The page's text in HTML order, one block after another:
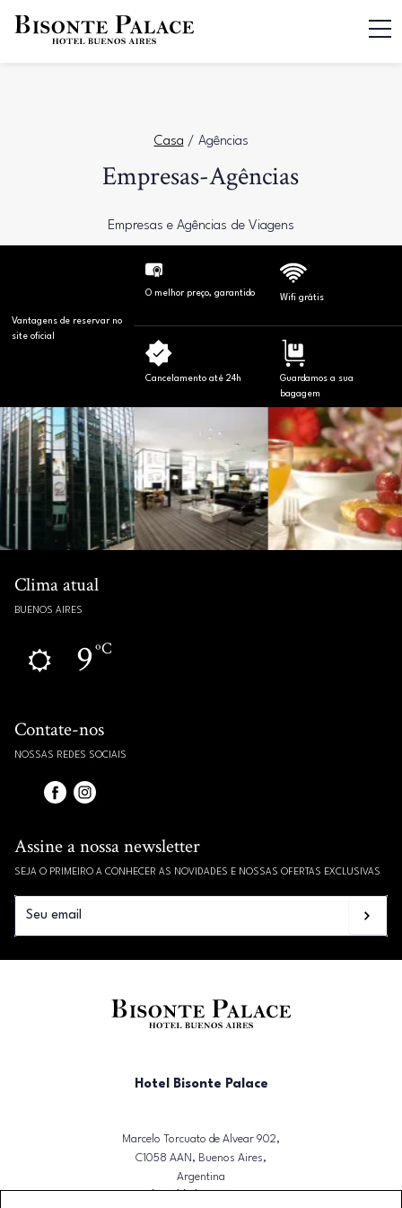
Casa / Agências
Empresas-Agências
Empresas e Agências de Viagens
Vantagens de reservar no
site oficial
O melhor preço, garantido Wifi grátis
Cancelamento até 24h
Guardamos a sua
bagagem
Clima atual
BUENOS AIRES
9ºC
Contate-nos
NOSSAS REDES SOCIAIS
Assine a nossa newsletter
SEJA O PRIMEIRO A CONHECER AS NOVIDADES E NOSSAS OFERTAS EXCLUSIVAS
Hotel Bisonte Palace
Marcelo Torcuato de Alvear 902,
C1058 AAN, Buenos Aires,
Argentina
T. (+54)(11) 4328-4751